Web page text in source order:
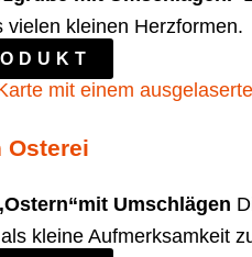
vielen kleinen Herzformen.
Osterei
Umschlägen
kleine Aufmerksamkeit